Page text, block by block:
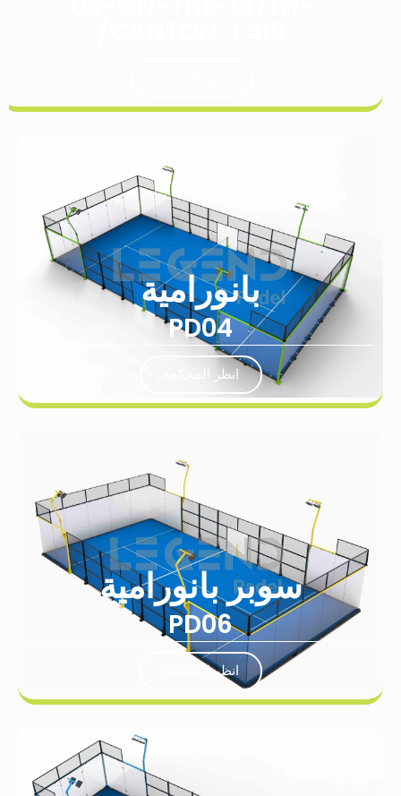
بانورامية
PD04
انظر المحكمة
سوبر بانورامية
PD06
انظر المحكمة